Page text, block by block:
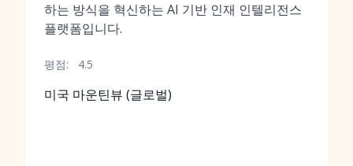
하는 방식을 혁신하는 AI 기반 인재 인텔리전스
플랫폼입니다.
평점: 4.5
미국 마운틴뷰 (글로벌)